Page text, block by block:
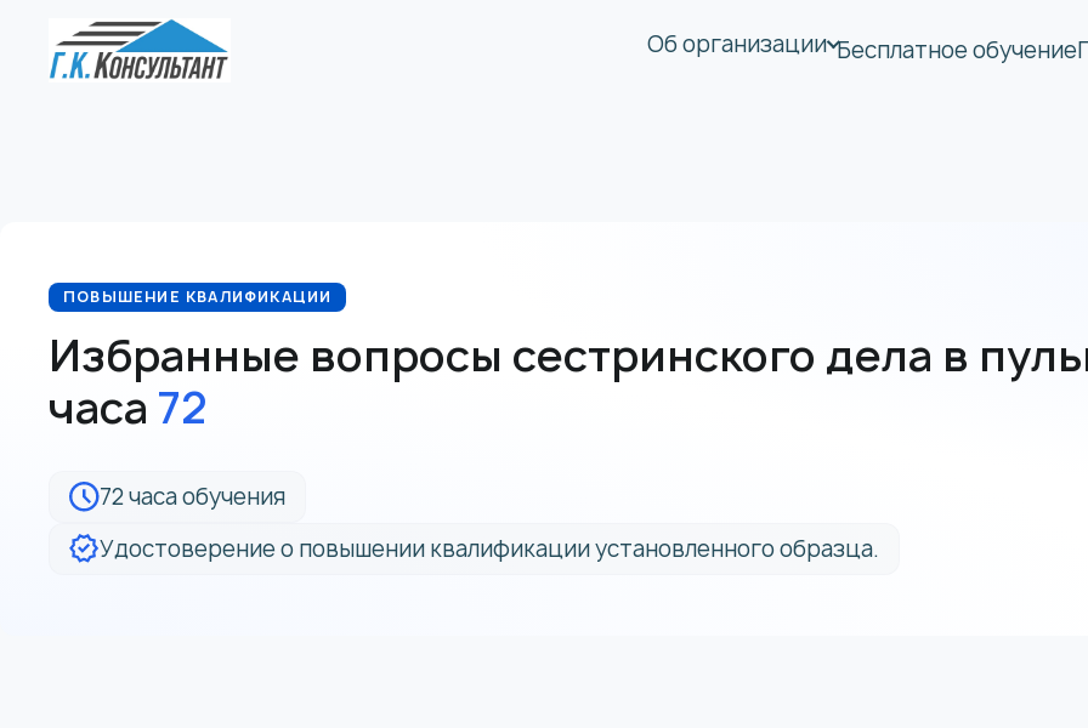
Об организации Бесплатное обучение
ПОВЫШЕНИЕ КВАЛИФИКАЦИИ
Избранные вопросы сестринского дела в
часа 72
72 часа обучения
Удостоверение о повышении квалификации установленного образца.